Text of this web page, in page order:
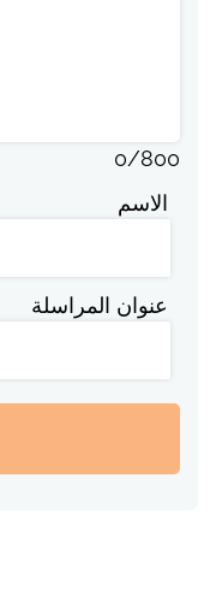
0/800
الاسم
عنوان المراسلة